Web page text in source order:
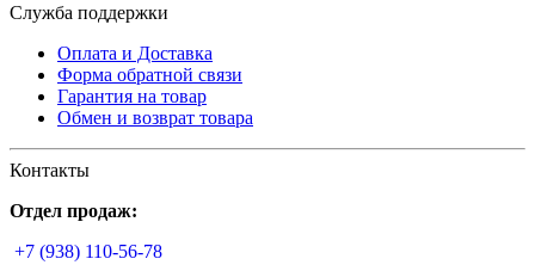
Служба поддержки
Оплата и Доставка
Форма обратной связи
Гарантия на товар
Обмен и возврат товара
Контакты
Отдел продаж:
+7 (938) 110-56-78